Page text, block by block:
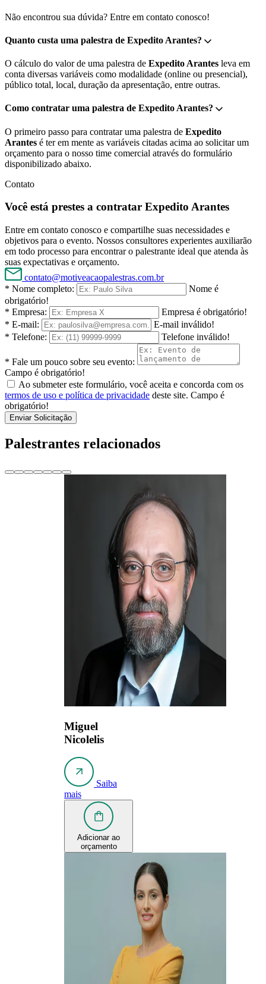
Não encontrou sua dúvida? Entre em contato conosco!
Quanto custa uma palestra de Expedito Arantes?
O cálculo do valor de uma palestra de Expedito Arantes leva em
conta diversas variáveis como modalidade (online ou presencial),
público total, local, duração da apresentação, entre outras.
Como contratar uma palestra de Expedito Arantes?
O primeiro passo para contratar uma palestra de Expedito
Arantes é ter em mente as variáveis citadas acima ao solicitar um
orçamento para o nosso time comercial através do formulário
disponibilizado abaixo.
Contato
Você está prestes a contratar Expedito Arantes
Entre em contato conosco e compartilhe suas necessidades e
objetivos para o evento. Nossos consultores experientes auxiliarão
em todo processo para encontrar o palestrante ideal que atenda às
suas expectativas e orçamento.
contato@motiveacaopalestras.com.br
* Nome completo:
Nome é
obrigatório!
* Empresa:
Empresa é obrigatório!
* E-mail:
E-mail inválido!
* Telefone:
Telefone inválido!
* Fale um pouco sobre seu evento:
Campo é obrigatório!
Ao submeter este formulário, você aceita e concorda com os
termos de uso e política de privacidade deste site. Campo é
obrigatório!
Enviar Solicitação
Palestrantes relacionados
Miguel
Nicolelis
Saiba
mais
Adicionar ao
orçamento